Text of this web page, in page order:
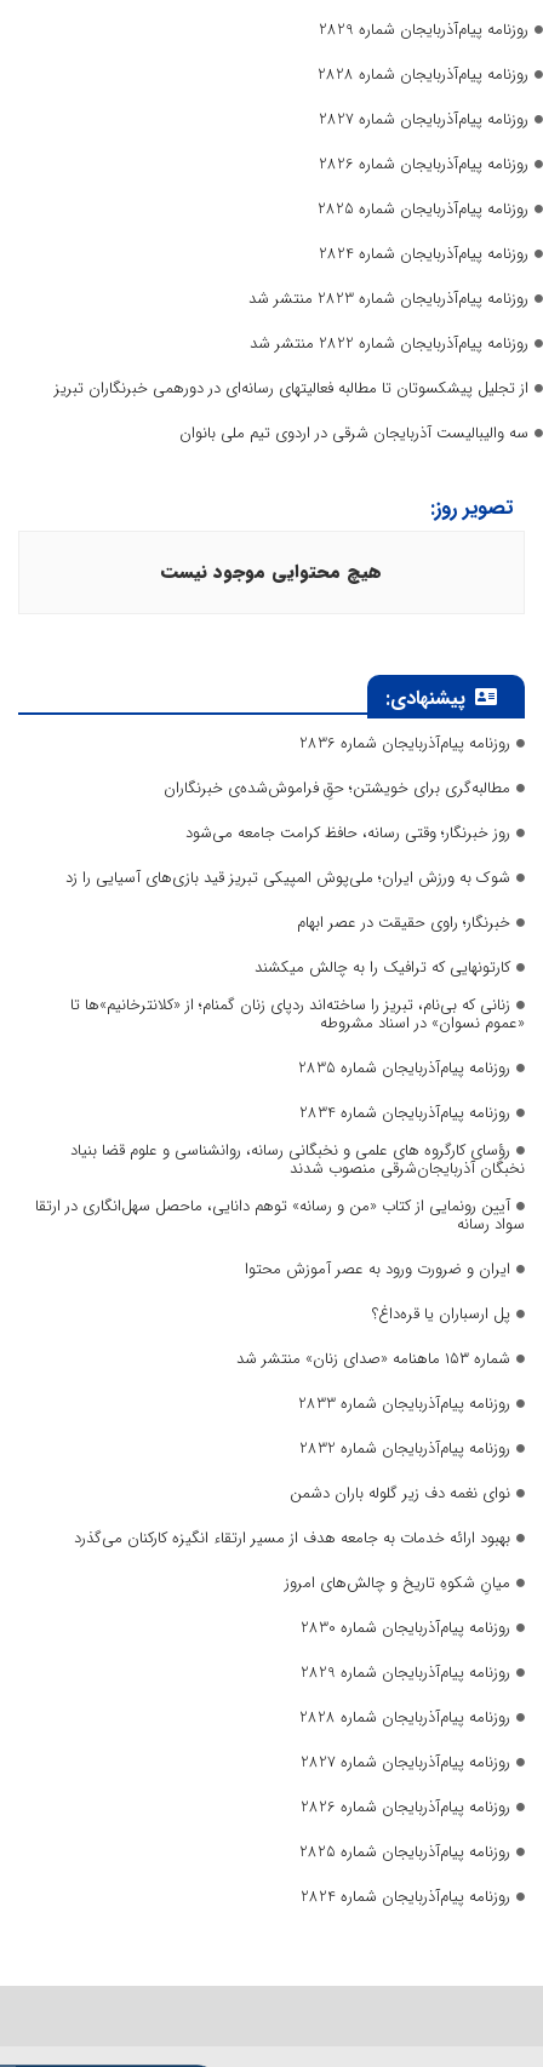
روزنامه پیام‌آذربایجان شماره 2829
روزنامه پیام‌آذربایجان شماره 2828
روزنامه پیام‌آذربایجان شماره 2827
روزنامه پیام‌آذربایجان شماره 2826
روزنامه پیام‌آذربایجان شماره 2825
روزنامه پیام‌آذربایجان شماره 2824
روزنامه پیام‌آذربایجان شماره 2823 منتشر شد
روزنامه پیام‌آذربایجان شماره 2822 منتشر شد
از تجلیل پیشکسوتان تا مطالبه فعالیتهای رسانه‌ای در دورهمی خبرنگاران تبریز
سه والیبالیست آذربایجان‌ شرقی در اردوی تیم ملی بانوان
تصویر روز:
هیچ محتوایی موجود نیست
پیشنهادی:
روزنامه پیام‌آذربایجان شماره 2836
مطالبه‌گری برای خویشتن؛ حقِ فراموش‌شده‌ی خبرنگاران
روز خبرنگار؛ وقتی رسانه، حافظ کرامت جامعه می‌شود
شوک به ورزش ایران؛ ملی‌پوش المپیکی تبریز قید بازی‌های آسیایی را زد
خبرنگار؛ راوی حقیقت در عصر ابهام
کارتونهایی که ترافیک را به چالش میکشند
زنانی که بی‌نام، تبریز را ساخته‌اند ردپای زنان گمنام؛ از «کلانترخانیم»ها تا
«عموم نسوان» در اسناد مشروطه
روزنامه پیام‌آذربایجان شماره 2835
روزنامه پیام‌آذربایجان شماره 2834
رؤسای کارگروه های علمی و نخبگانی رسانه، روانشناسی و علوم قضا بنیاد
نخبگان آذربایجان‌شرقی منصوب شدند
آیین رونمایی از کتاب «من و رسانه» توهم دانایی، ماحصل سهل‌انگاری در ارتقا
سواد رسانه
ایران و ضرورت ورود به عصر آموزش محتوا
پل ارسباران یا قره‌داغ؟
شماره ۱۵۳ ماهنامه «صدای زنان» منتشر شد
روزنامه پیام‌آذربایجان شماره 2833
روزنامه پیام‌آذربایجان شماره 2832
نوای نغمه دف زیر گلوله باران دشمن
بهبود ارائه خدمات به جامعه هدف از مسیر ارتقاء انگیزه کارکنان می‌گذرد
میانِ شکوهِ تاریخ و چالش‌های امروز
روزنامه پیام‌آذربایجان شماره 2830
روزنامه پیام‌آذربایجان شماره 2829
روزنامه پیام‌آذربایجان شماره 2828
روزنامه پیام‌آذربایجان شماره 2827
روزنامه پیام‌آذربایجان شماره 2826
روزنامه پیام‌آذربایجان شماره 2825
روزنامه پیام‌آذربایجان شماره 2824